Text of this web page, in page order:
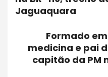
Jaguaquara
Formado
medicina e pai
capitão da PM